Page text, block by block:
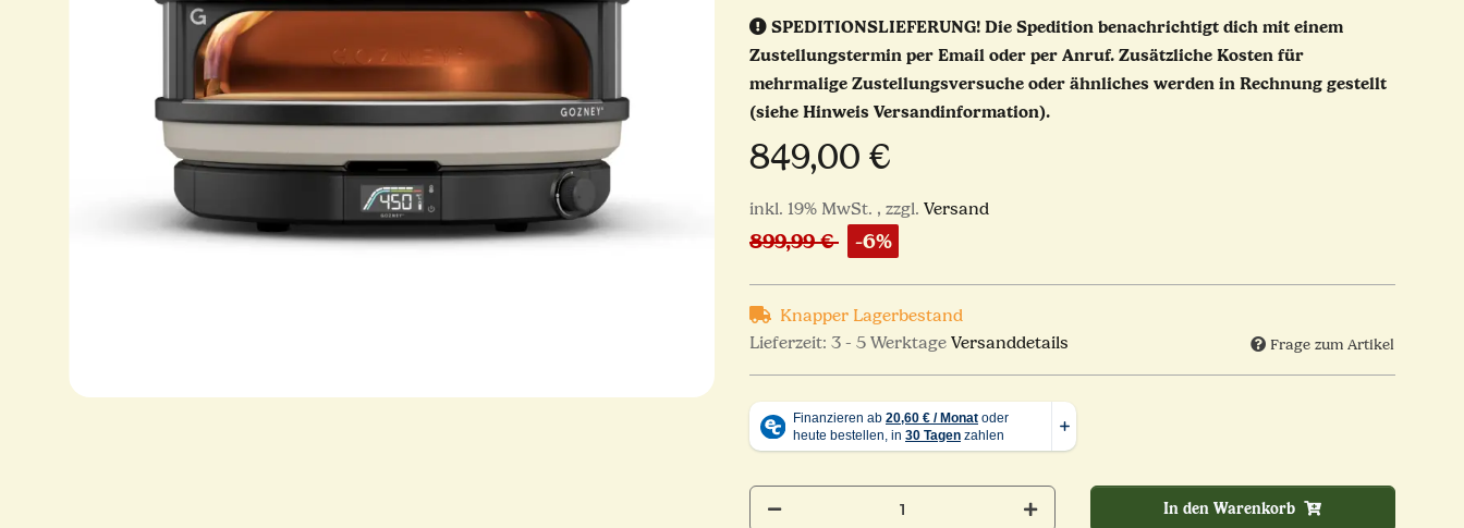
SPEDITIONSLIEFERUNG! Die Spedition benachrichtigt dich mit einem
Zustellungstermin per Email oder per Anruf. Zusätzliche Kosten für
mehrmalige Zustellungsversuche oder ähnliches werden in Rechnung gestellt
(siehe Hinweis Versandinformation).
849,00 €
inkl. 19% MwSt. , zzgl. Versand
899,99 € -6%
Knapper Lagerbestand
Lieferzeit: 3 - 5 Werktage Versanddetails Frage zum Artikel
In den Warenkorb